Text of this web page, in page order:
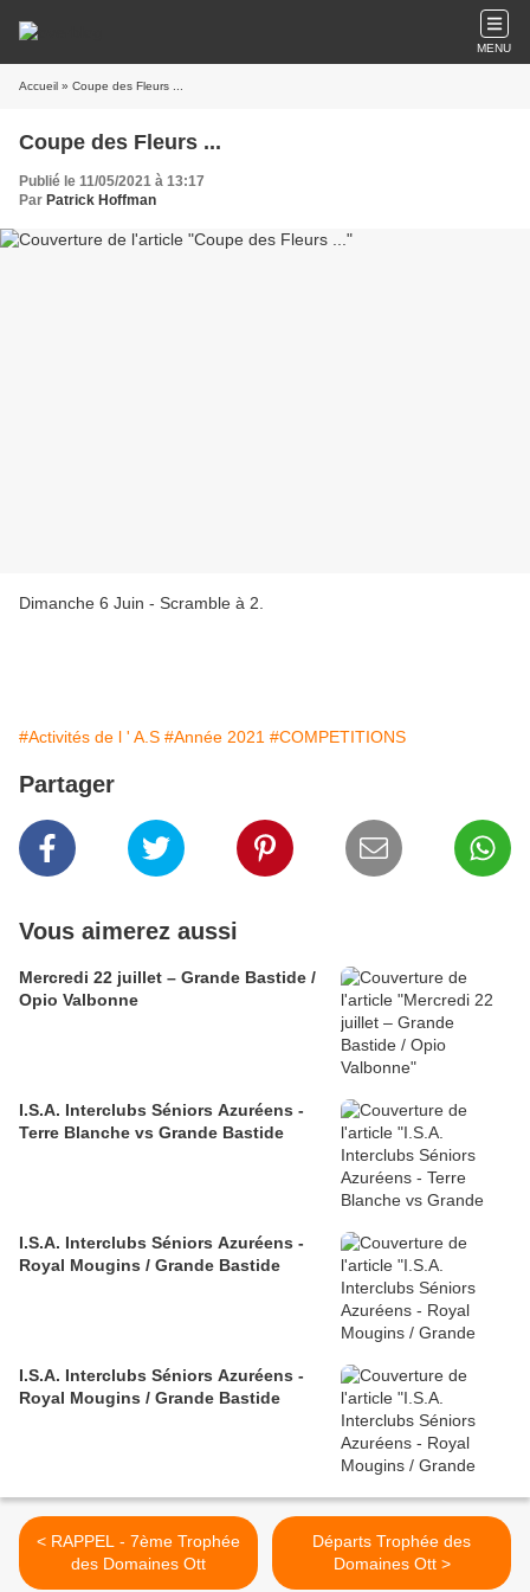
MENU
Accueil » Coupe des Fleurs ...
Coupe des Fleurs ...
Publié le 11/05/2021 à 13:17
Par Patrick Hoffman
Dimanche 6 Juin - Scramble à 2.
#Activités de l ' A.S #Année 2021 #COMPETITIONS
Partager
Vous aimerez aussi
Mercredi 22 juillet – Grande Bastide /
Opio Valbonne
I.S.A. Interclubs Séniors Azuréens -
Terre Blanche vs Grande Bastide
I.S.A. Interclubs Séniors Azuréens -
Royal Mougins / Grande Bastide
I.S.A. Interclubs Séniors Azuréens -
Royal Mougins / Grande Bastide
< RAPPEL - 7ème Trophée
des Domaines Ott
Départs Trophée des
Domaines Ott >